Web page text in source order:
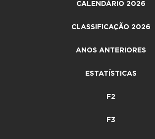
CALENDÁRIO 2026
CLASSIFICAÇÃO 2026
ANOS ANTERIORES
ESTATÍSTICAS
F2
F3